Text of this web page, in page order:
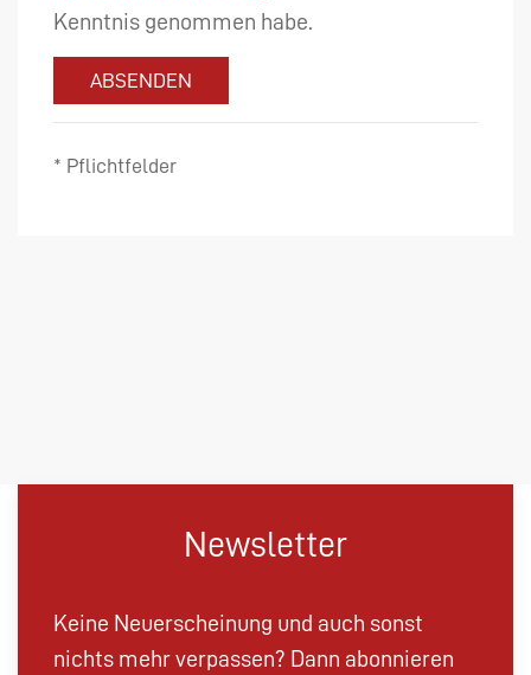
Kenntnis genommen habe.
ABSENDEN
* Pflichtfelder
Newsletter
Keine Neuerscheinung und auch sonst
nichts mehr verpassen? Dann abonnieren